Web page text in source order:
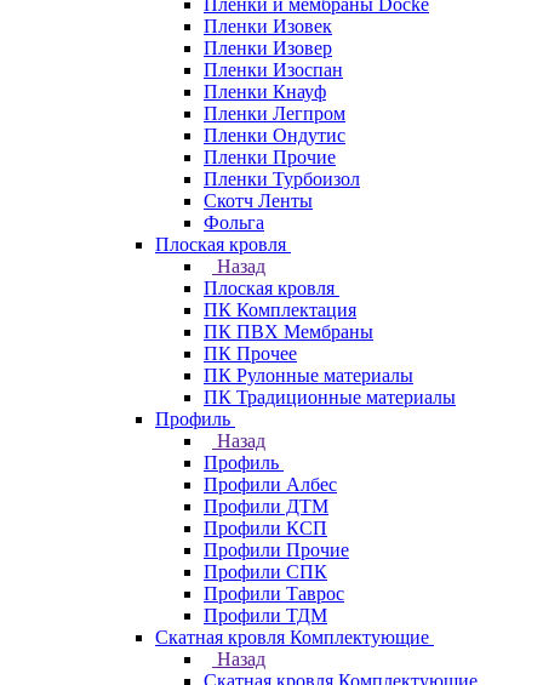
Плёнки и мембраны Docke
Пленки Изовек
Пленки Изовер
Пленки Изоспан
Пленки Кнауф
Пленки Легпром
Пленки Ондутис
Пленки Прочие
Пленки Турбоизол
Скотч Ленты
Фольга
Плоская кровля
Назад
Плоская кровля
ПК Комплектация
ПК ПВХ Мембраны
ПК Прочее
ПК Рулонные материалы
ПК Традиционные материалы
Профиль
Назад
Профиль
Профили Албес
Профили ДТМ
Профили КСП
Профили Прочие
Профили СПК
Профили Таврос
Профили ТДМ
Скатная кровля Комплектующие
Назад
Скатная кровля Комплектующие